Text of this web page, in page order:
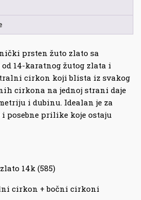
prsten žuto zlato sa
14-karatnog žutog zlata i
cirkon koji blista iz svakog
cirkona na jednoj strani daje
i dubinu. Idealan je za
posebne prilike koje ostaju
14k (585)
cirkon + bočni cirkoni